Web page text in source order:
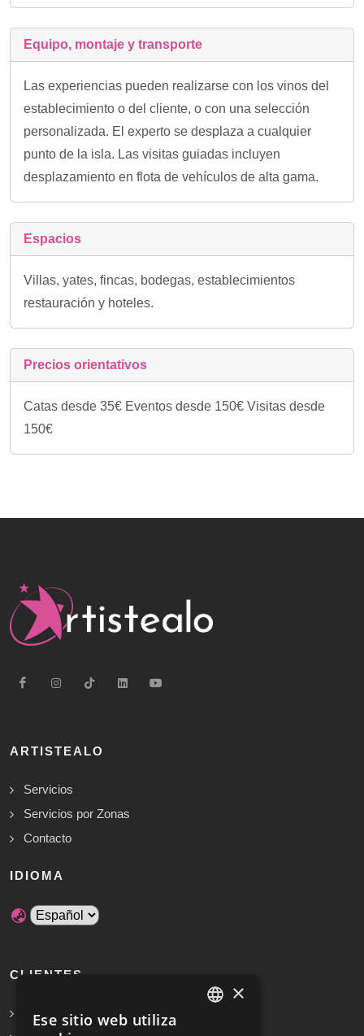
Equipo, montaje y transporte
Las experiencias pueden realizarse con los vinos del
establecimiento o del cliente, o con una selección
personalizada. El experto se desplaza a cualquier
punto de la isla. Las visitas guiadas incluyen
desplazamiento en flota de vehículos de alta gama.
Espacios
Villas, yates, fincas, bodegas, establecimientos
restauración y hoteles.
Precios orientativos
Catas desde 35€ Eventos desde 150€ Visitas desde
150€
ARTISTEALO
Servicios
Servicios por Zonas
Contacto
IDIOMA
CLIENTES
Solicita Presupuesto Gratis
×
Ese sitio web utiliza